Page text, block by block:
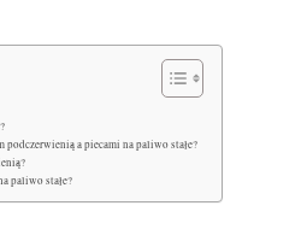
podczerwienią a piecami na paliwo stałe?
paliwo stałe?